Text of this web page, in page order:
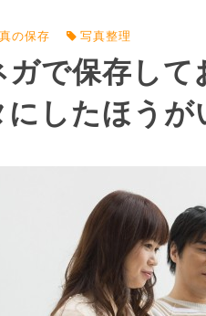
の保存 写真整理
ガで保存し
したほうが